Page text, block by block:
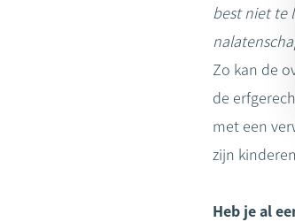
best niet te
Zo kan de
de
met een
zijn
Heb je al